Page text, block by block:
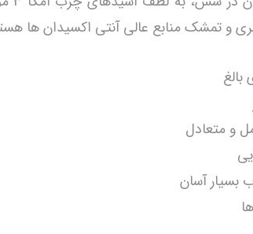
و تمشک منابع عالی آنتی اکسیدان ها
و متعادل
بسیار آسان